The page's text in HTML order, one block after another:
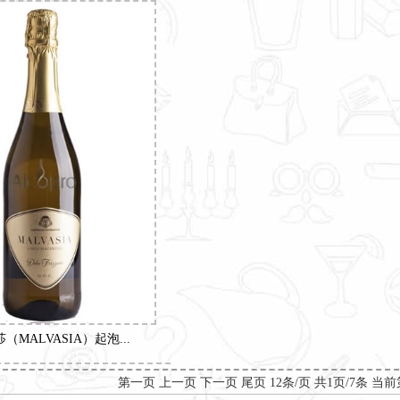
（MALVASIA）起泡...
第一页 上一页 下一页 尾页 12条/页 共1页/7条 当